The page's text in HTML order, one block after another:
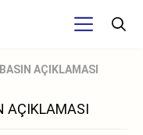
AÇIKLAMASI
AÇIKLAMASI